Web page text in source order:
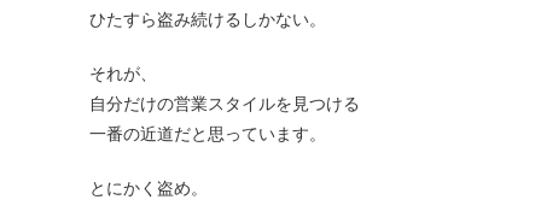
ひたすら盗み続けるしかない。
それが、
自分だけの営業スタイルを見つける
一番の近道だと思っています。
とにかく盗め。